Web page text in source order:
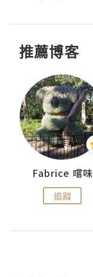
推薦博客
Fabrice 嚐味
追蹤